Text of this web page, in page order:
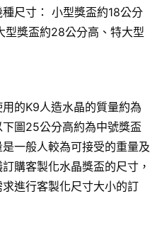
尺寸： 小型獎盃約18公分
型獎盃約28公分高、特大型
的K9人造水晶的質量約為
圖25公分高約為中號獎盃
一般人較為可接受的重量及
購客製化水晶獎盃的尺寸，
進行客製化尺寸大小的訂